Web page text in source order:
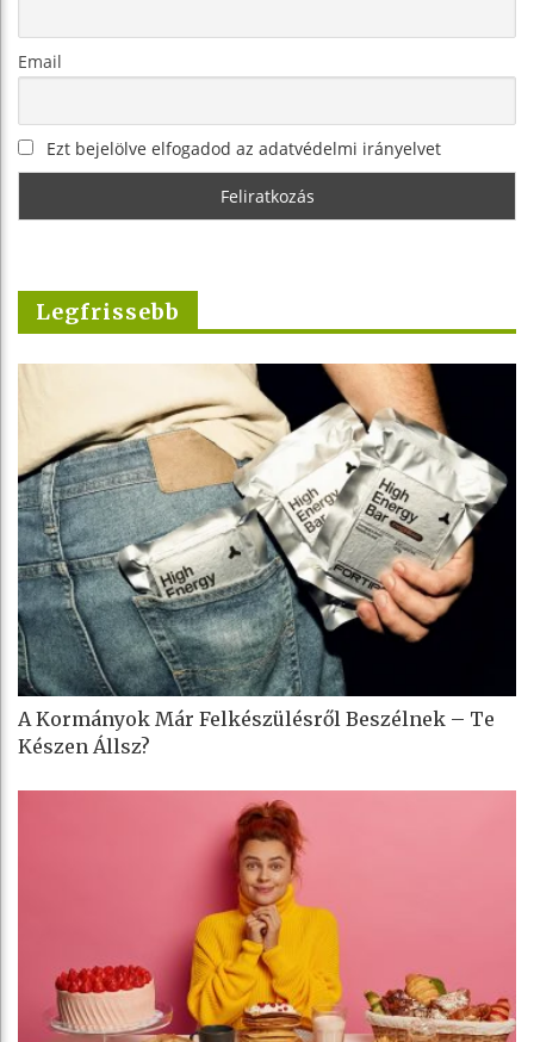
Email
Ezt bejelölve elfogadod az adatvédelmi irányelvet
Legfrissebb
A Kormányok Már Felkészülésről Beszélnek – Te
Készen Állsz?